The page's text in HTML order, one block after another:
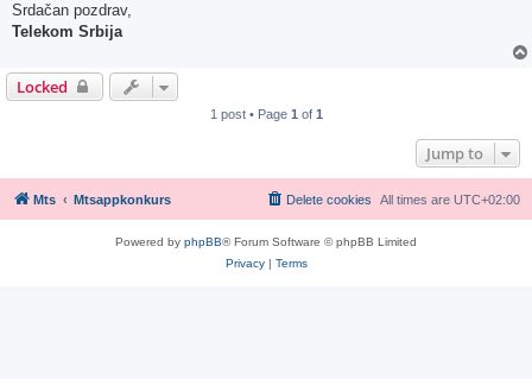
Srdačan pozdrav,
Telekom Srbija
Locked
1 post • Page 1 of 1
Jump to
Mts Mtsappkonkurs All times are UTC+02:00
Delete cookies
Powered by phpBB® Forum Software © phpBB Limited
Privacy| Terms